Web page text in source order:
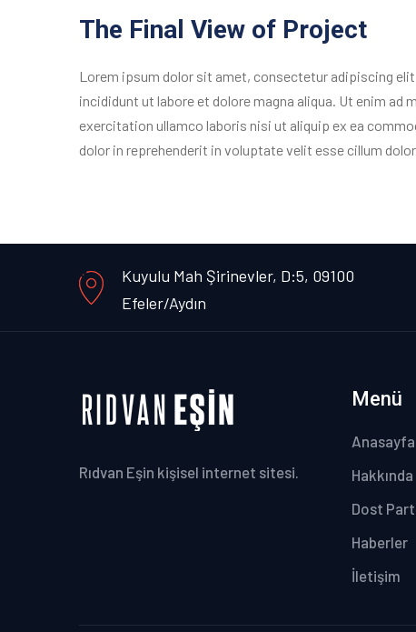
The Final View of Project
Lorem ipsum dolor sit amet, consectetur adipiscing
incididunt ut labore et dolore magna aliqua. Ut enim ad
exercitation ullamco laboris nisi ut aliquip ex ea
dolor in reprehenderit in voluptate velit esse cillum
Kuyulu Mah Şirinevler, D:5, 09100
Efeler/Aydın
Rıdvan Eşin kişisel internet sitesi.
Menü
Anasayfa
Hakkında
Dost
Haberler
İletişim